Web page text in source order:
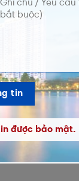
được bảo mật.